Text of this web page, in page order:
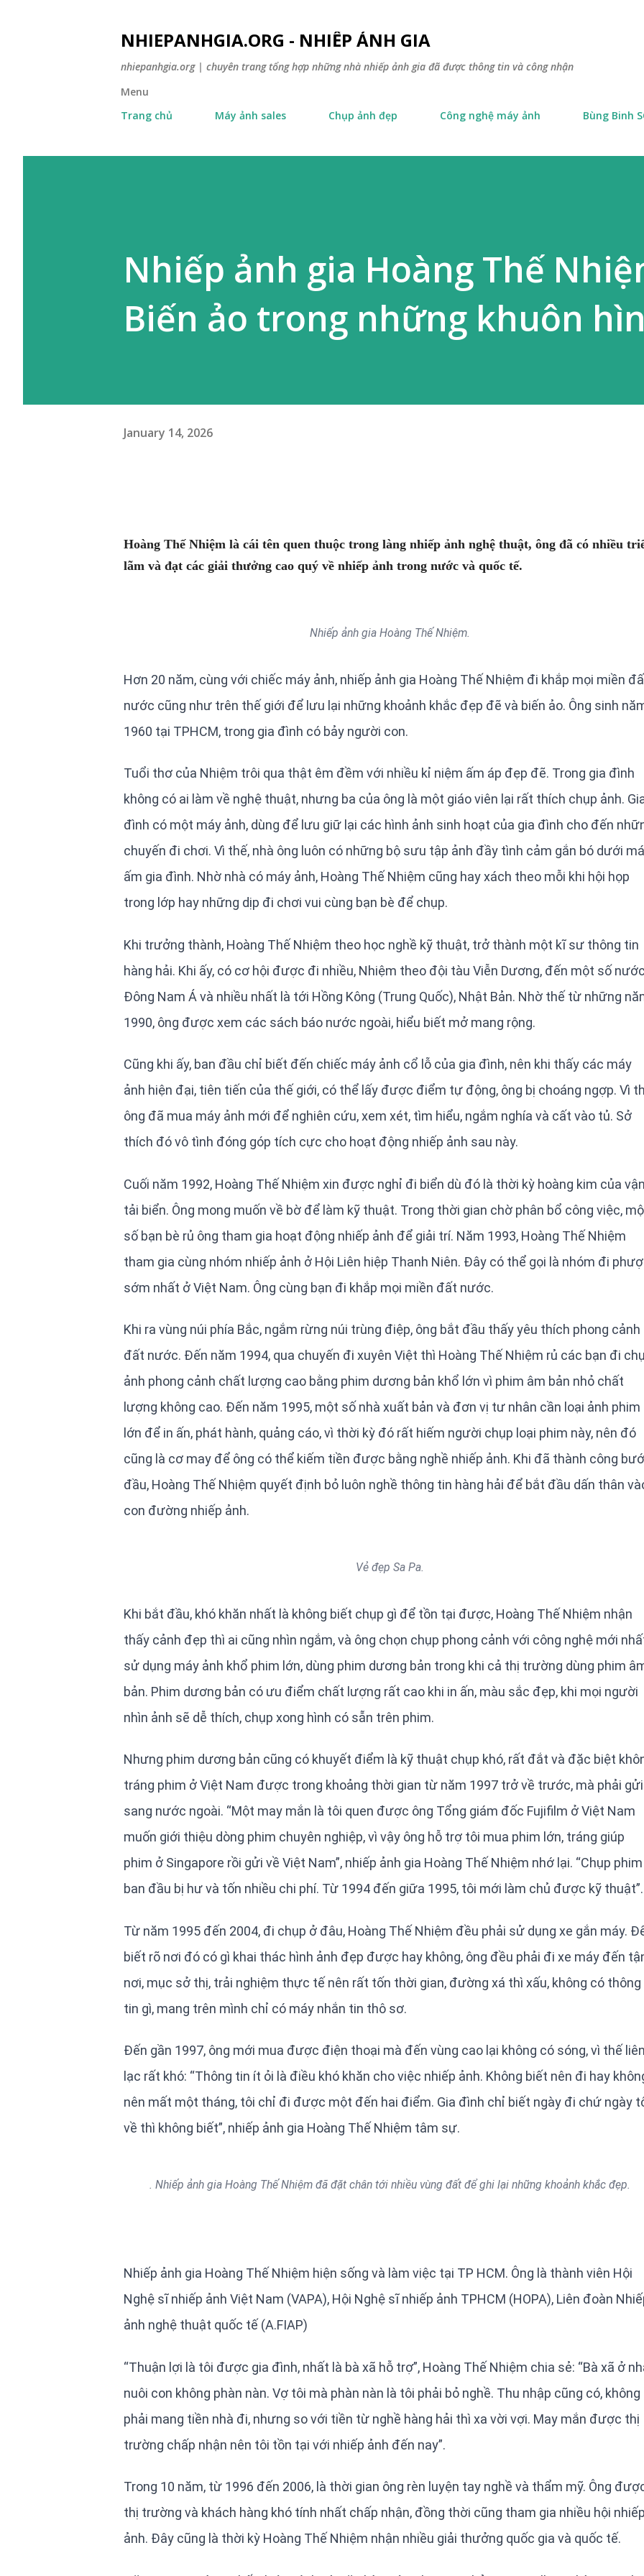
NHIEPANHGIA.ORG - NHIẾP ẢNH GIA
nhiepanhgia.org | chuyên trang tổng hợp những nhà nhiếp ảnh gia đã được thông tin và công nhận
Menu
Trang chủ
Máy ảnh sales Chụp ảnh đẹp Công nghệ máy ảnh Bùng Binh
Nhiếp ảnh gia Hoàng Thế
Biến ảo trong những khuôn
January 14, 2026
Hoàng Thế Nhiệm là cái tên quen thuộc trong làng nhiếp ảnh nghệ thuật, ông đã có nhiều
lãm và đạt các giải thưởng cao quý về nhiếp ảnh trong nước và quốc tế.
Nhiếp ảnh gia Hoàng Thế Nhiệm.
Hơn 20 năm, cùng với chiếc máy ảnh, nhiếp ảnh gia Hoàng Thế Nhiệm đi khắp mọi miền
nước cũng như trên thế giới để lưu lại những khoảnh khắc đẹp đẽ và biến ảo. Ông sinh
1960 tại TPHCM, trong gia đình có bảy người con.
Tuổi thơ của Nhiệm trôi qua thật êm đềm với nhiều kỉ niệm ấm áp đẹp đẽ. Trong gia đình
không có ai làm về nghệ thuật, nhưng ba của ông là một giáo viên lại rất thích chụp ảnh.
đình có một máy ảnh, dùng để lưu giữ lại các hình ảnh sinh hoạt của gia đình cho đến
chuyến đi chơi. Vì thế, nhà ông luôn có những bộ sưu tập ảnh đầy tình cảm gắn bó dưới
ấm gia đình. Nhờ nhà có máy ảnh, Hoàng Thế Nhiệm cũng hay xách theo mỗi khi hội họp
trong lớp hay những dịp đi chơi vui cùng bạn bè để chụp.
Khi trưởng thành, Hoàng Thế Nhiệm theo học nghề kỹ thuật, trở thành một kĩ sư thông tin
hàng hải. Khi ấy, có cơ hội được đi nhiều, Nhiệm theo đội tàu Viễn Dương, đến một số nước
Đông Nam Á và nhiều nhất là tới Hồng Kông (Trung Quốc), Nhật Bản. Nhờ thế từ những
1990, ông được xem các sách báo nước ngoài, hiểu biết mở mang rộng.
Cũng khi ấy, ban đầu chỉ biết đến chiếc máy ảnh cổ lỗ của gia đình, nên khi thấy các máy
ảnh hiện đại, tiên tiến của thế giới, có thể lấy được điểm tự động, ông bị choáng ngợp. Vì
ông đã mua máy ảnh mới để nghiên cứu, xem xét, tìm hiểu, ngắm nghía và cất vào tủ. Sở
thích đó vô tình đóng góp tích cực cho hoạt động nhiếp ảnh sau này.
Cuối năm 1992, Hoàng Thế Nhiệm xin được nghỉ đi biển dù đó là thời kỳ hoàng kim của vận
tải biển. Ông mong muốn về bờ để làm kỹ thuật. Trong thời gian chờ phân bổ công việc,
số bạn bè rủ ông tham gia hoạt động nhiếp ảnh để giải trí. Năm 1993, Hoàng Thế Nhiệm
tham gia cùng nhóm nhiếp ảnh ở Hội Liên hiệp Thanh Niên. Đây có thể gọi là nhóm đi
sớm nhất ở Việt Nam. Ông cùng bạn đi khắp mọi miền đất nước.
Khi ra vùng núi phía Bắc, ngắm rừng núi trùng điệp, ông bắt đầu thấy yêu thích phong cảnh
đất nước. Đến năm 1994, qua chuyến đi xuyên Việt thì Hoàng Thế Nhiệm rủ các bạn đi
ảnh phong cảnh chất lượng cao bằng phim dương bản khổ lớn vì phim âm bản nhỏ chất
lượng không cao. Đến năm 1995, một số nhà xuất bản và đơn vị tư nhân cần loại ảnh phim
lớn để in ấn, phát hành, quảng cáo, vì thời kỳ đó rất hiếm người chụp loại phim này, nên đó
cũng là cơ may để ông có thể kiếm tiền được bằng nghề nhiếp ảnh. Khi đã thành công
đầu, Hoàng Thế Nhiệm quyết định bỏ luôn nghề thông tin hàng hải để bắt đầu dấn thân
con đường nhiếp ảnh.
Vẻ đẹp Sa Pa.
Khi bắt đầu, khó khăn nhất là không biết chụp gì để tồn tại được, Hoàng Thế Nhiệm nhận
thấy cảnh đẹp thì ai cũng nhìn ngắm, và ông chọn chụp phong cảnh với công nghệ mới
sử dụng máy ảnh khổ phim lớn, dùng phim dương bản trong khi cả thị trường dùng phim
bản. Phim dương bản có ưu điểm chất lượng rất cao khi in ấn, màu sắc đẹp, khi mọi người
nhìn ảnh sẽ dễ thích, chụp xong hình có sẵn trên phim.
Nhưng phim dương bản cũng có khuyết điểm là kỹ thuật chụp khó, rất đắt và đặc biệt
tráng phim ở Việt Nam được trong khoảng thời gian từ năm 1997 trở về trước, mà phải gửi
sang nước ngoài. “Một may mắn là tôi quen được ông Tổng giám đốc Fujifilm ở Việt Nam
muốn giới thiệu dòng phim chuyên nghiệp, vì vậy ông hỗ trợ tôi mua phim lớn, tráng giúp
phim ở Singapore rồi gửi về Việt Nam”, nhiếp ảnh gia Hoàng Thế Nhiệm nhớ lại. “Chụp phim
ban đầu bị hư và tốn nhiều chi phí. Từ 1994 đến giữa 1995, tôi mới làm chủ được kỹ thuật”.
Từ năm 1995 đến 2004, đi chụp ở đâu, Hoàng Thế Nhiệm đều phải sử dụng xe gắn máy.
biết rõ nơi đó có gì khai thác hình ảnh đẹp được hay không, ông đều phải đi xe máy đến
nơi, mục sở thị, trải nghiệm thực tế nên rất tốn thời gian, đường xá thì xấu, không có thông
tin gì, mang trên mình chỉ có máy nhắn tin thô sơ.
Đến gần 1997, ông mới mua được điện thoại mà đến vùng cao lại không có sóng, vì thế liên
lạc rất khó: “Thông tin ít ỏi là điều khó khăn cho việc nhiếp ảnh. Không biết nên đi hay
nên mất một tháng, tôi chỉ đi được một đến hai điểm. Gia đình chỉ biết ngày đi chứ ngày
về thì không biết”, nhiếp ảnh gia Hoàng Thế Nhiệm tâm sự.
. Nhiếp ảnh gia Hoàng Thế Nhiệm đã đặt chân tới nhiều vùng đất để ghi lại những khoảnh khắc đẹp.
Nhiếp ảnh gia Hoàng Thế Nhiệm hiện sống và làm việc tại TP HCM. Ông là thành viên Hội
Nghệ sĩ nhiếp ảnh Việt Nam (VAPA), Hội Nghệ sĩ nhiếp ảnh TPHCM (HOPA), Liên đoàn
ảnh nghệ thuật quốc tế (A.FIAP)
“Thuận lợi là tôi được gia đình, nhất là bà xã hỗ trợ”, Hoàng Thế Nhiệm chia sẻ: “Bà xã ở
nuôi con không phàn nàn. Vợ tôi mà phàn nàn là tôi phải bỏ nghề. Thu nhập cũng có, không
phải mang tiền nhà đi, nhưng so với tiền từ nghề hàng hải thì xa vời vợi. May mắn được thị
trường chấp nhận nên tôi tồn tại với nhiếp ảnh đến nay”.
Trong 10 năm, từ 1996 đến 2006, là thời gian ông rèn luyện tay nghề và thẩm mỹ. Ông
thị trường và khách hàng khó tính nhất chấp nhận, đồng thời cũng tham gia nhiều hội nhiếp
ảnh. Đây cũng là thời kỳ Hoàng Thế Nhiệm nhận nhiều giải thưởng quốc gia và quốc tế.